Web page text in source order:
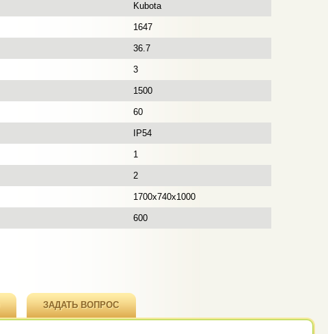
Kubota
1647
36.7
3
1500
60
IP54
1
2
1700х740х1000
600
ЗАДАТЬ ВОПРОС